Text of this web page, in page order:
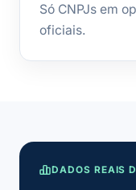
Só CNPJs em
oficiais.
DADOS REAIS